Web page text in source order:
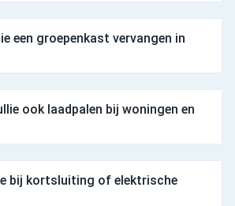
een groepenkast vervangen in
ook laadpalen bij woningen en
bij kortsluiting of elektrische